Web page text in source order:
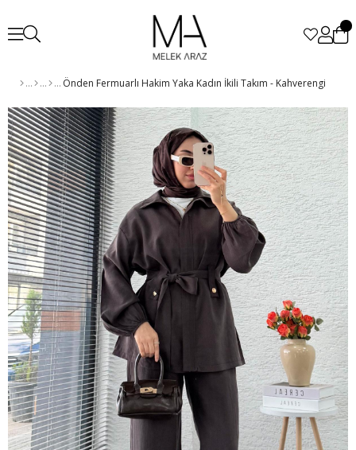
Önden Fermuarlı Hakim Yaka Kadın İkili Takım - Kahverengi